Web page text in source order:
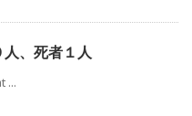
人、死者１人
...